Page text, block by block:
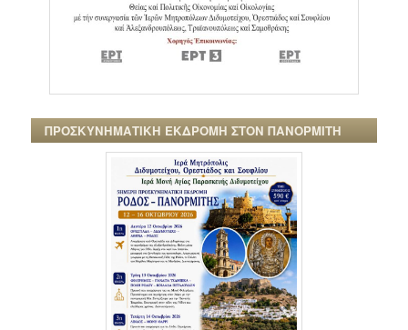
ΠΡΟΣΚΥΝΗΜΑΤΙΚΗ ΕΚΔΡΟΜΗ ΣΤΟΝ ΠΑΝΟΡΜΙΤΗ